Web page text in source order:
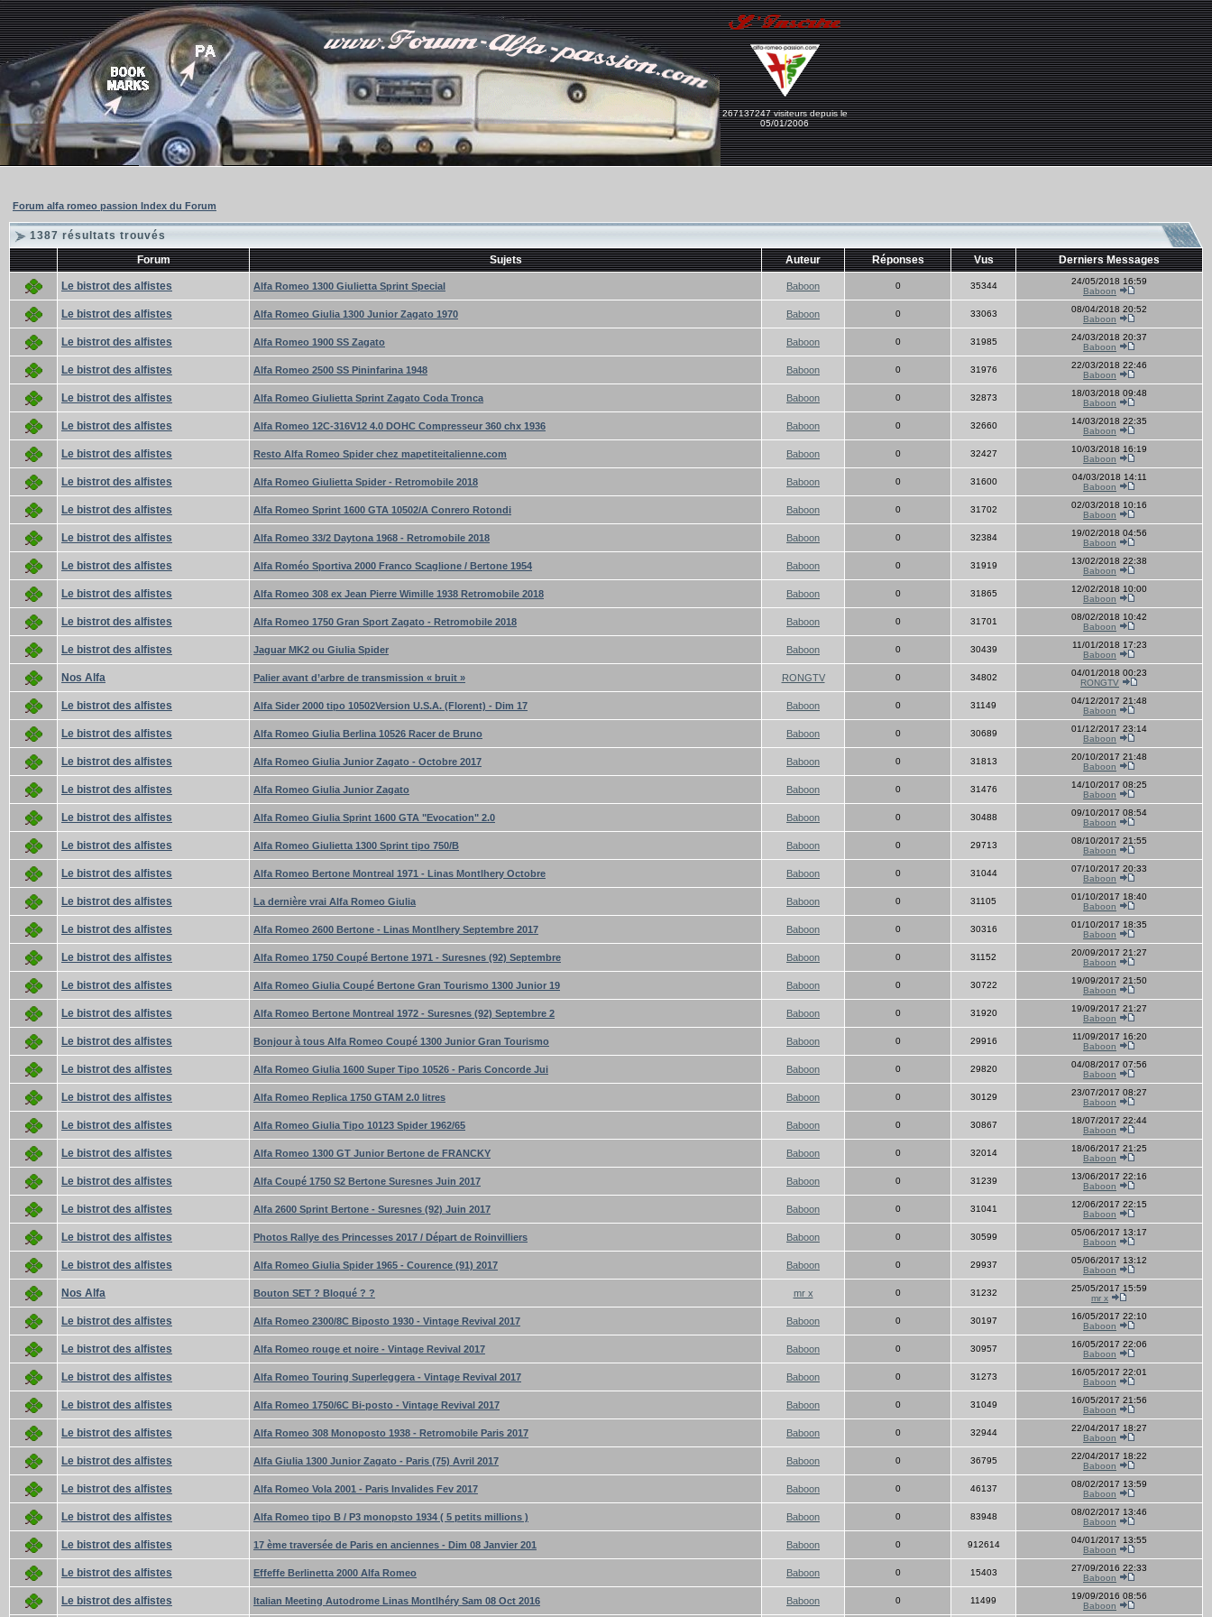
267137247 visiteurs depuis le
05/01/2006
Forum alfa romeo passion Index du Forum
1387 résultats trouvés
Forum
Sujets Auteur Réponses Vus Derniers Messages
Le bistrot des alfistes Alfa Romeo 1300 Giulietta Sprint Special Baboon 0 35344
24/05/2018 16:59
Baboon
Le bistrot des alfistes Alfa Romeo Giulia 1300 Junior Zagato 1970 Baboon 0 33063
08/04/2018 20:52
Baboon
Le bistrot des alfistes Alfa Romeo 1900 SS Zagato Baboon 0 31985
24/03/2018 20:37
Baboon
Le bistrot des alfistes Alfa Romeo 2500 SS Pininfarina 1948 Baboon 0 31976
22/03/2018 22:46
Baboon
Le bistrot des alfistes Alfa Romeo Giulietta Sprint Zagato Coda Tronca Baboon 0 32873
18/03/2018 09:48
Baboon
Le bistrot des alfistes Alfa Romeo 12C-316V12 4.0 DOHC Compresseur 360 chx 1936 Baboon 0 32660
14/03/2018 22:35
Baboon
Le bistrot des alfistes Resto Alfa Romeo Spider chez mapetiteitalienne.com Baboon 0 32427
10/03/2018 16:19
Baboon
Le bistrot des alfistes Alfa Romeo Giulietta Spider - Retromobile 2018 Baboon 0 31600
04/03/2018 14:11
Baboon
Le bistrot des alfistes Alfa Romeo Sprint 1600 GTA 10502/A Conrero Rotondi Baboon 0 31702
02/03/2018 10:16
Baboon
Le bistrot des alfistes Alfa Romeo 33/2 Daytona 1968 - Retromobile 2018 Baboon 0 32384
19/02/2018 04:56
Baboon
Le bistrot des alfistes Alfa Roméo Sportiva 2000 Franco Scaglione / Bertone 1954 Baboon 0 31919
13/02/2018 22:38
Baboon
Le bistrot des alfistes Alfa Romeo 308 ex Jean Pierre Wimille 1938 Retromobile 2018 Baboon 0 31865
12/02/2018 10:00
Baboon
Le bistrot des alfistes Alfa Romeo 1750 Gran Sport Zagato - Retromobile 2018 Baboon 0 31701
08/02/2018 10:42
Baboon
Le bistrot des alfistes Jaguar MK2 ou Giulia Spider Baboon 0 30439
11/01/2018 17:23
Baboon
Nos Alfa Palier avant d’arbre de transmission « bruit » RONGTV 0 34802
04/01/2018 00:23
RONGTV
Le bistrot des alfistes Alfa Sider 2000 tipo 10502Version U.S.A. (Florent) - Dim 17 Baboon 0 31149
04/12/2017 21:48
Baboon
Le bistrot des alfistes Alfa Romeo Giulia Berlina 10526 Racer de Bruno Baboon 0 30689
01/12/2017 23:14
Baboon
Le bistrot des alfistes Alfa Romeo Giulia Junior Zagato - Octobre 2017 Baboon 0 31813
20/10/2017 21:48
Baboon
Le bistrot des alfistes Alfa Romeo Giulia Junior Zagato Baboon 0 31476
14/10/2017 08:25
Baboon
Le bistrot des alfistes Alfa Romeo Giulia Sprint 1600 GTA "Evocation" 2.0 Baboon 0 30488
09/10/2017 08:54
Baboon
Le bistrot des alfistes Alfa Romeo Giulietta 1300 Sprint tipo 750/B Baboon 0 29713
08/10/2017 21:55
Baboon
Le bistrot des alfistes Alfa Romeo Bertone Montreal 1971 - Linas Montlhery Octobre Baboon 0 31044
07/10/2017 20:33
Baboon
Le bistrot des alfistes La dernière vrai Alfa Romeo Giulia Baboon 0 31105
01/10/2017 18:40
Baboon
Le bistrot des alfistes Alfa Romeo 2600 Bertone - Linas Montlhery Septembre 2017 Baboon 0 30316
01/10/2017 18:35
Baboon
Le bistrot des alfistes Alfa Romeo 1750 Coupé Bertone 1971 - Suresnes (92) Septembre Baboon 0 31152
20/09/2017 21:27
Baboon
Le bistrot des alfistes Alfa Romeo Giulia Coupé Bertone Gran Tourismo 1300 Junior 19 Baboon 0 30722
19/09/2017 21:50
Baboon
Le bistrot des alfistes Alfa Romeo Bertone Montreal 1972 - Suresnes (92) Septembre 2 Baboon 0 31920
19/09/2017 21:27
Baboon
Le bistrot des alfistes Bonjour à tous Alfa Romeo Coupé 1300 Junior Gran Tourismo Baboon 0 29916
11/09/2017 16:20
Baboon
Le bistrot des alfistes Alfa Romeo Giulia 1600 Super Tipo 10526 - Paris Concorde Jui Baboon 0 29820
04/08/2017 07:56
Baboon
Le bistrot des alfistes Alfa Romeo Replica 1750 GTAM 2.0 litres Baboon 0 30129
23/07/2017 08:27
Baboon
Le bistrot des alfistes Alfa Romeo Giulia Tipo 10123 Spider 1962/65 Baboon 0 30867
18/07/2017 22:44
Baboon
Le bistrot des alfistes Alfa Romeo 1300 GT Junior Bertone de FRANCKY Baboon 0 32014
18/06/2017 21:25
Baboon
Le bistrot des alfistes Alfa Coupé 1750 S2 Bertone Suresnes Juin 2017 Baboon 0 31239
13/06/2017 22:16
Baboon
Le bistrot des alfistes Alfa 2600 Sprint Bertone - Suresnes (92) Juin 2017 Baboon 0 31041
12/06/2017 22:15
Baboon
Le bistrot des alfistes Photos Rallye des Princesses 2017 / Départ de Roinvilliers Baboon 0 30599
05/06/2017 13:17
Baboon
Le bistrot des alfistes Alfa Romeo Giulia Spider 1965 - Courence (91) 2017 Baboon 0 29937
05/06/2017 13:12
Baboon
Nos Alfa Bouton SET ? Bloqué ? ? mr x 0 31232
25/05/2017 15:59
mr x
Le bistrot des alfistes Alfa Romeo 2300/8C Biposto 1930 - Vintage Revival 2017 Baboon 0 30197
16/05/2017 22:10
Baboon
Le bistrot des alfistes Alfa Romeo rouge et noire - Vintage Revival 2017 Baboon 0 30957
16/05/2017 22:06
Baboon
Le bistrot des alfistes Alfa Romeo Touring Superleggera - Vintage Revival 2017 Baboon 0 31273
16/05/2017 22:01
Baboon
Le bistrot des alfistes Alfa Romeo 1750/6C Bi-posto - Vintage Revival 2017 Baboon 0 31049
16/05/2017 21:56
Baboon
Le bistrot des alfistes Alfa Romeo 308 Monoposto 1938 - Retromobile Paris 2017 Baboon 0 32944
22/04/2017 18:27
Baboon
Le bistrot des alfistes Alfa Giulia 1300 Junior Zagato - Paris (75) Avril 2017 Baboon 0 36795
22/04/2017 18:22
Baboon
Le bistrot des alfistes Alfa Romeo Vola 2001 - Paris Invalides Fev 2017 Baboon 0 46137
08/02/2017 13:59
Baboon
Le bistrot des alfistes Alfa Romeo tipo B / P3 monopsto 1934 ( 5 petits millions ) Baboon 0 83948
08/02/2017 13:46
Baboon
Le bistrot des alfistes 17 ème traversée de Paris en anciennes - Dim 08 Janvier 201 Baboon 0 912614
04/01/2017 13:55
Baboon
Le bistrot des alfistes Effeffe Berlinetta 2000 Alfa Romeo Baboon 0 15403
27/09/2016 22:33
Baboon
Le bistrot des alfistes Italian Meeting Autodrome Linas Montlhéry Sam 08 Oct 2016 Baboon 0 11499
19/09/2016 08:56
Baboon